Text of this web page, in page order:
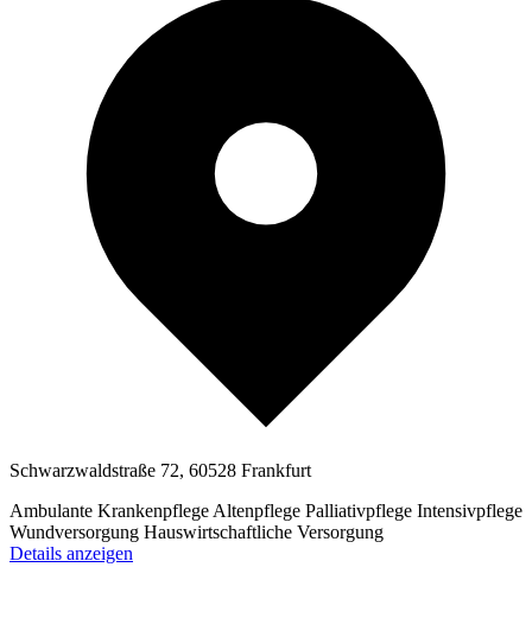
Schwarzwaldstraße 72, 60528 Frankfurt
Ambulante Krankenpflege Altenpflege Palliativpflege Intensivpflege
Wundversorgung Hauswirtschaftliche Versorgung
Details anzeigen